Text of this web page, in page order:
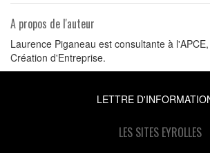
A propos de l'auteur
Laurence Piganeau est consultante à
Création d'Entreprise.
LETTRE
LES SITES EYROLLES